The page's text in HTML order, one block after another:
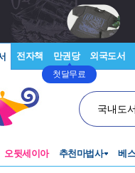
전자책 만권당
첫달무료
외국도서
국내도
오뒷세이아 추천마법사 베